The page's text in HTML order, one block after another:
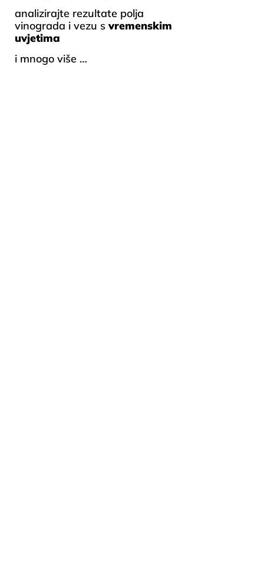
analizirajte rezultate polja
vinograda i vezu s vremenskim
uvjetima
i mnogo više …